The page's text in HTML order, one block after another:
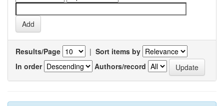
Results/Page | Sort items by
In order
Authors/record